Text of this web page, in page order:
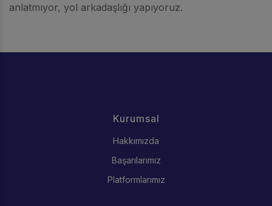
anlatmıyor, yol arkadaşlığı yapıyoruz.
Kurumsal
Hakkımızda
Başarılarımız
Platformlarımız